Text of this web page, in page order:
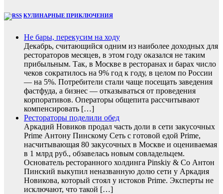
КУЛИНАРНЫЕ ПРИКЛЮЧЕНИЯ
Не бары, перекусим на ходу
Декабрь, считающийся одним из наиболее доходных для
рестораторов месяцев, в этом году оказался не таким
прибыльным. Так, в Москве в ресторанах и барах число
чеков сократилось на 9% год к году, в целом по России
— на 5%. Потребители стали чаще посещать заведения
фастфуда, а бизнес — отказываться от проведения
корпоративов. Операторы общепита рассчитывают
компенсировать […]
Рестораторы поделили обед
Аркадий Новиков продал часть доли в сети закусочных
Prime Антону Пинскому Сеть с готовой едой Prime,
насчитывающая 80 закусочных в Москве и оцениваемая
в 1 млрд руб., обзавелась новым совладельцем.
Основатель ресторанного холдинга Pinskiy & Co Антон
Пинский выкупил неназванную долю сети у Аркадия
Новикова, который стоял у истоков Prime. Эксперты не
исключают, что такой […]